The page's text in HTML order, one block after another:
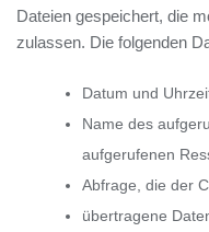
Dateien gespeichert, die
zulassen. Die folgenden
Datum und
Name des
aufgerufenen
Abfrage, die der
übertragene